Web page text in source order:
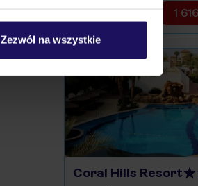
Zezwól na wszystkie
1
Coral Hills Resort